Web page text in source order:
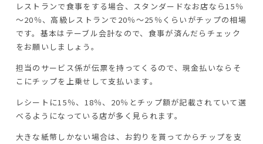
レストランで食事をする場合、スタンダードなお店なら15％
～20％、高級レストランで20％～25％くらいがチップの相場
です。基本はテーブル会計なので、食事が済んだらチェック
をお願いしましょう。
担当のサービス係が伝票を持ってくるので、現金払いならそ
こにチップを上乗せして支払います。
レシートに15％、18％、20％とチップ額が記載されていて選
べるようになっている店が多く見られます。
大きな紙幣しかない場合は、お釣りを貰ってからチップを支